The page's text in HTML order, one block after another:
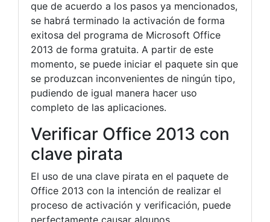
que de acuerdo a los pasos ya mencionados,
se habrá terminado la activación de forma
exitosa del programa de Microsoft Office
2013 de forma gratuita. A partir de este
momento, se puede iniciar el paquete sin que
se produzcan inconvenientes de ningún tipo,
pudiendo de igual manera hacer uso
completo de las aplicaciones.
Verificar Office 2013 con
clave pirata
El uso de una clave pirata en el paquete de
Office 2013 con la intención de realizar el
proceso de activación y verificación, puede
perfectamente causar algunos